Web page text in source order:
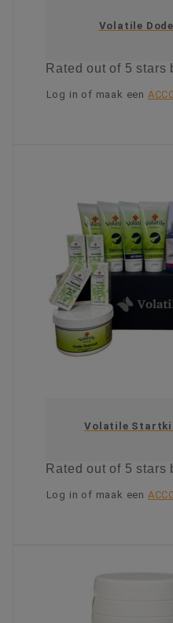
Volatile
Ratedout of 5 stars
Log in of maak een
Volatile
Ratedout of 5 stars
Log in of maak een